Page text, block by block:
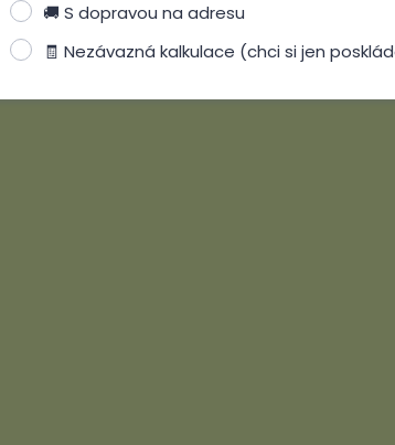
🚚 S dopravou na adresu
🧾 Nezávazná kalkulace (chci si jen